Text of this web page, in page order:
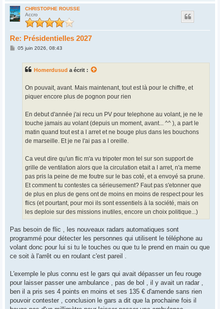
CHRISTOPHE ROUSSE
Accro
Re: Présidentielles 2027
M05 juin 2026, 08:43
Homerdusud a écrit :
On pouvait, avant. Mais maintenant, tout est là pour le chiffre, et
piquer encore plus de pognon pour rien
En debut d'année j'ai recu un PV pour telephone au volant, je ne le
touche jamais au volant (depuis un moment, avant... ^^ ), a part le
matin quand tout est a l arret et ne bouge plus dans les bouchons
de marseille. Et je ne l'ai pas a l oreille.
Ca veut dire qu'un flic m'a vu tripoter mon tel sur son support de
grille de ventilation alors que la circulation etait a l arret, n'a meme
pas pris la peine de me foutre sur le bas coté, et a envoyé sa prune.
Et comment tu contestes ca sérieusement? Faut pas s'etonner que
de plus en plus de gens ont de moins en moins de respect pour les
flics (et pourtant, pour moi ils sont essentiels à la société, mais on
les deploie sur des missions inutiles, encore un choix politique...)
Pas besoin de flic , les nouveaux radars automatiques sont
programmé pour détecter les personnes qui utilisent le téléphone au
volant donc pour lui si tu le touches ou que tu le prend en main ou que
ce soit à l'arrêt ou en roulant c'est pareil .
L'exemple le plus connu est le gars qui avait dépasser un feu rouge
pour laisser passer une ambulance , pas de bol , il y avait un radar ,
ben il a pris ses 4 points en moins et ses 135 € d'amende sans rien
pouvoir contester , conclusion le gars a dit que la prochaine fois il